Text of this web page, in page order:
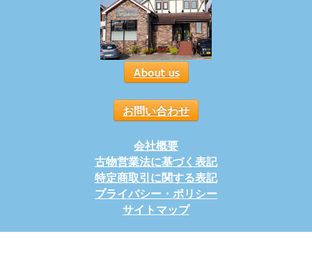
About us
お問い合わせ
会社概要
古物営業法に基づく表記
特定商取引に関する表記
プライバシー・ポリシー
サイトマップ